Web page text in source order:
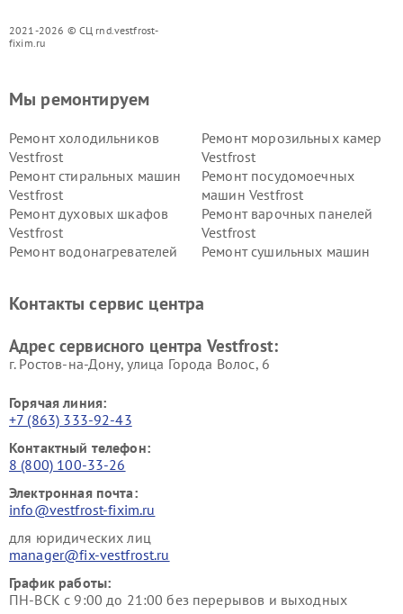
2021-2026 © СЦ rnd.vestfrost-
fixim.ru
Мы ремонтируем
Ремонт холодильников
Vestfrost
Ремонт морозильных камер
Vestfrost
Ремонт стиральных машин
Vestfrost
Ремонт посудомоечных
машин Vestfrost
Ремонт духовых шкафов
Vestfrost
Ремонт варочных панелей
Vestfrost
Ремонт водонагревателей
Ремонт сушильных машин
Vestfrost
Контакты сервис центра
Адрес сервисного центра Vestfrost:
г. Ростов-на-Дону, улица Города Волос, 6
Горячая линия:
+7 (863) 333-92-43
Контактный телефон:
8 (800) 100-33-26
Электронная почта:
info@vestfrost-fixim.ru
для юридических лиц
manager@fix-vestfrost.ru
График работы:
ПН-ВСК с 9:00 до 21:00 без перерывов и выходных